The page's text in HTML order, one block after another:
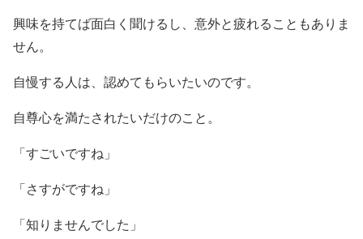
興味を持てば面白く聞けるし、意外と疲れることもありま
せん。
自慢する人は、認めてもらいたいのです。
自尊心を満たされたいだけのこと。
「すごいですね」
「さすがですね」
「知りませんでした」